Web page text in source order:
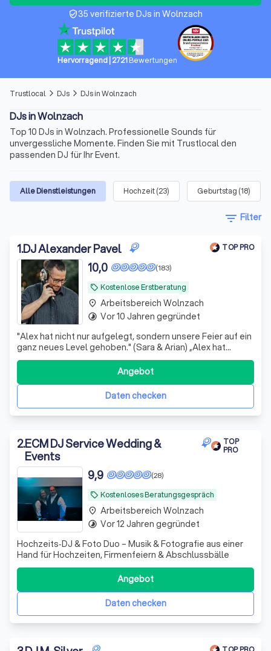
verified_user35 verifizierte DJs in Wolnzach
Hervorragend| 2721 Bewertungen
Trustlocal arrow_forward_ios DJs arrow_forward_ios DJs in Wolnzach
DJs in Wolnzach
Top 10 DJs in Wolnzach. Professionelle Sounds für
unvergessliche Momente. Finden Sie mit Trustlocal den
passenden DJ für Ihr Event.
Alle Dienstleistungen Hochzeit(23) Geburtstag (18)
filter_list Filter
1.DJ Alexander Pavel TOP PRO
local_offer Kostenlose Erstberatung
(183)
10,0
"Alex hat nicht nur aufgelegt, sondern unsere Feier auf ein
ganz neues Level gehoben." (Sara & Arian) „Alex hat
unsere Erwartungen bei Weitem übertroffen.“ (Charlotte
Daten checken
Angebot
place Arbeitsbereich Wolnzach
timelapse Vor 10 Jahren gegründet
2.ECM DJ Service Wedding &
Events
TOP
PRO
local_offer Kostenloses Beratungsgespräch
(28)
9,9
Hochzeits‑DJ & Foto Duo – Musik & Fotografie aus einer
Hand für Hochzeiten, Firmenfeiern & Abschlussbälle
Daten checken
Angebot
place Arbeitsbereich Wolnzach
timelapse Vor 12 Jahren gegründet